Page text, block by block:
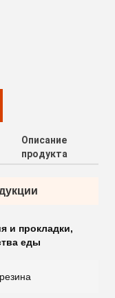
Описание
продукта
и прокладки,
еды